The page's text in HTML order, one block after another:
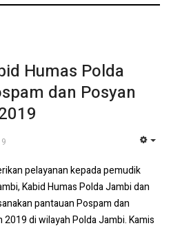
Humas Polda
dan Posyan
pelayanan kepada pemudik
Kabid Humas Polda Jambi dan
pantauan Pospam dan
di wilayah Polda Jambi. Kamis